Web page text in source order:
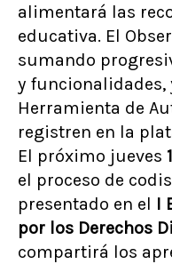
alimentará las
educativa. El
sumando
y funcionalidades,
Herramienta de
registren en la
El próximo jueves
el proceso de
presentado en el I
por los Derechos
compartirá los